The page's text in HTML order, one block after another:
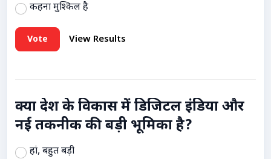
कहना मुश्किल है
Vote View Results
क्या देश के विकास में डिजिटल इंडिया और
नई तकनीक की बड़ी भूमिका है?
हां, बहुत बड़ी